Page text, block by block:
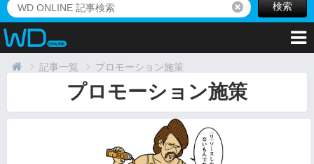
リセット検索
記事一覧 プロモーション施策
プロモーション施策